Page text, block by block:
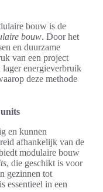
bouw is de
bouw. Door het
en duurzame
van een project
energieverbruik
deze methode
en kunnen
afhankelijk van de
modulaire bouw
, die geschikt is voor
gezinnen tot
essentieel in een